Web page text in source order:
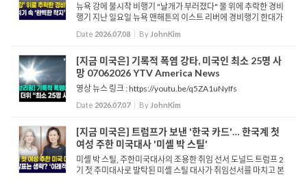
뉴욕 강에 불시착 비행기 "날개가 부러졌다" 물 위에 추락한 경비
행기 지난 일요일 뉴욕 맨해튼의 이스트 리버에 경비행기 한대가
불시착 합니다. 하지만 비행기의 날개가 수면과 부딪히며 중심을
잡지 못하고 한쪽으로 기울어지는 모습을 보이고 있습니다. 이...
Date 2026.07.08 By JohnKim
[지금 미국은] 기록적 폭염 강타, 미국인 최소 25명 사
망 07062026 YTV America News
영상 뉴스 링크 : https://youtu.be/q5ZA1uNyIfs
Date 2026.07.07 By JohnKim
[지금 미국은] 트럼프가 보낸 '한국 카드'… 한국계 첫
여성 주한 미국대사 '미셸 박 스틸'
미셸 박 스틸, 주한미국대사의 조용한 취임 선서 도널드 트럼프 2
기 첫 주미대사로 발탁된 미셸 스틸 대사가 취임선서를 마치고 본